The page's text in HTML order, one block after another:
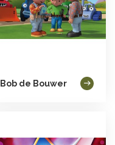
Bob de Bouwer